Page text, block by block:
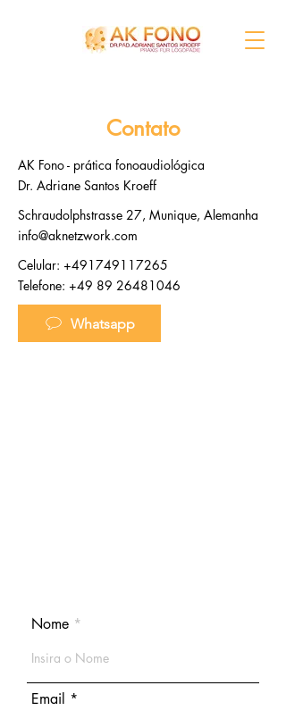
Contato
AK Fono - prática fonoaudiológica
Dr. Adriane Santos Kroeff
Schraudolphstrasse 27, Munique, Alemanha
info@aknetzwork.com
Celular: +491749117265
Telefone: +49 89 26481046
Whatsapp
Nome
Email